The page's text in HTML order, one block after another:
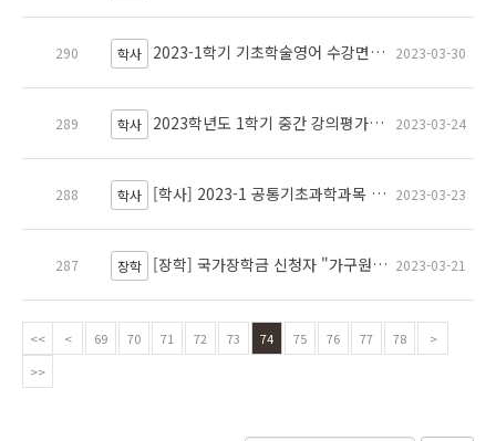
290 학사 2023-1학기 기초학술영어 수강면제를 위한 공인영어성적표 제출 안내 2023-03-30
289 학사 2023학년도 1학기 중간 강의평가 실시 안내 2023-03-24
288 학사 [학사] 2023-1 공통기초과학과목 중간시험 일정 안내 2023-03-23
287 장학 [장학] 국가장학금 신청자 "가구원 동의" 관련 안내 2023-03-21
<< < 69 70 71 72 73 74 75 76 77 78
>
>>